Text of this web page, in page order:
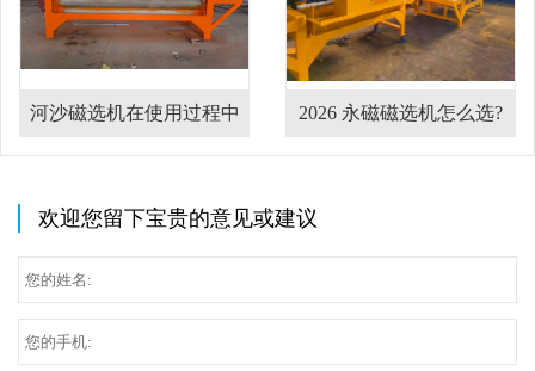
机在使用过程中
注意事项
2026 永磁磁选机怎么选?
干湿式磁选机设备哪家厂
家靠谱?
2026干
远力磁
欢迎您留下宝贵的意见或建议